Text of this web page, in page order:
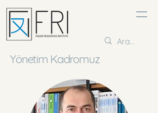
Yönetim Kadromuz